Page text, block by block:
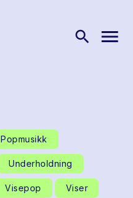
search menu
Popmusikk
Underholdning
Visepop Viser